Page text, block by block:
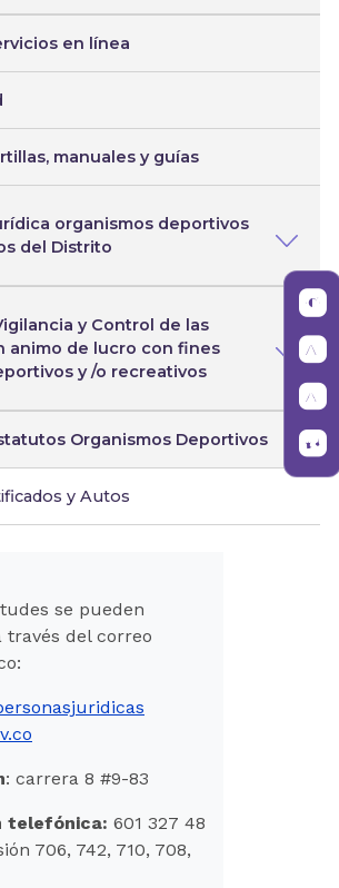
en línea
manuales y guías
organismos deportivos
del Distrito
y Control de las
animo de lucro con fines
y /o recreativos
Organismos Deportivos
y Autos
se pueden
través del correo
: carrera 8 #9-83
telefónica: 601 327 48
706, 742, 710, 708,